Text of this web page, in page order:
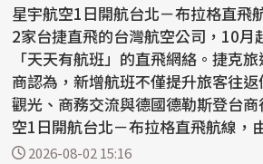
星宇航空1日開航台北－布拉格直飛
2家台捷直飛的台灣航空公司，10月
「天天有航班」的直飛網絡。捷克
商認為，新增航班不僅提升旅客往
觀光、商務交流與德國德勒斯登台商往來
空1日開航台北－布拉格直飛航線，
國...2026-08-02 15:16